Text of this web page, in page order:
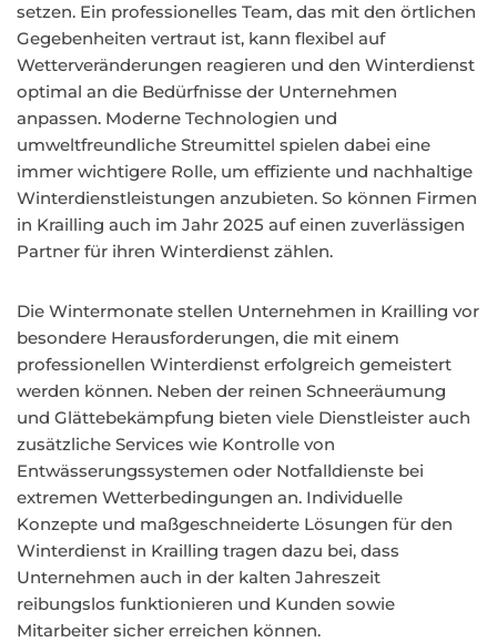
setzen. Ein professionelles Team, das mit den örtlichen
Gegebenheiten vertraut ist, kann flexibel auf
Wetterveränderungen reagieren und den Winterdienst
optimal an die Bedürfnisse der Unternehmen
anpassen. Moderne Technologien und
umweltfreundliche Streumittel spielen dabei eine
immer wichtigere Rolle, um effiziente und nachhaltige
Winterdienstleistungen anzubieten. So können Firmen
in Krailling auch im Jahr 2025 auf einen zuverlässigen
Partner für ihren Winterdienst zählen.
Die Wintermonate stellen Unternehmen in Krailling vor
besondere Herausforderungen, die mit einem
professionellen Winterdienst erfolgreich gemeistert
werden können. Neben der reinen Schneeräumung
und Glättebekämpfung bieten viele Dienstleister auch
zusätzliche Services wie Kontrolle von
Entwässerungssystemen oder Notfalldienste bei
extremen Wetterbedingungen an. Individuelle
Konzepte und maßgeschneiderte Lösungen für den
Winterdienst in Krailling tragen dazu bei, dass
Unternehmen auch in der kalten Jahreszeit
reibungslos funktionieren und Kunden sowie
Mitarbeiter sicher erreichen können.